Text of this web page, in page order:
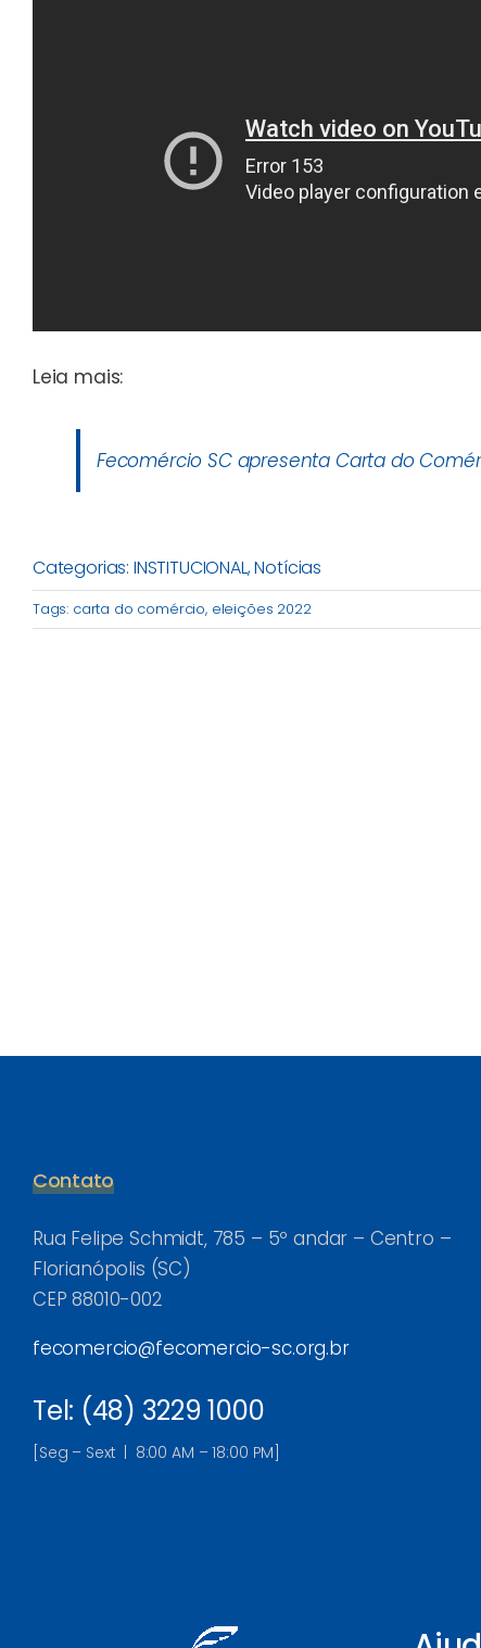
Leia mais:
Fecomércio SC apresenta Carta do
Categorias: INSTITUCIONAL,Notícias
Tags: carta do comércio, eleições 2022
Contato
Rua Felipe Schmidt, 785 – 5º andar – Centro –
Florianópolis (SC)
CEP 88010-002
fecomercio@fecomercio-sc.org.br
Tel: (48) 3229 1000
[Seg – Sext | 8:00 AM – 18:00 PM]